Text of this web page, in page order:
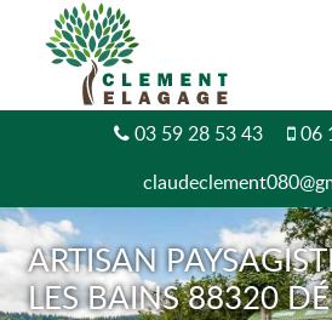
03 59 28 53 43 06
ARTISAN
LES BAINS 88320